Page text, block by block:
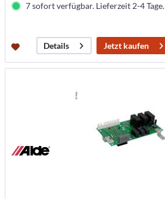
7 sofort verfügbar. Lieferzeit 2-4 Tage.
Details Jetzt kaufen